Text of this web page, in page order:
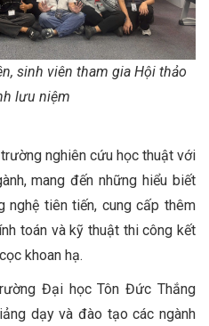
sinh viên tham gia Hội thảo
lưu niệm
nghiên cứu học thuật với
mang đến những hiểu biết
tiên tiến, cung cấp thêm
toán và kỹ thuật thi công kết
khoan hạ.
Đại học Tôn Đức Thắng
dạy và đào tạo các ngành